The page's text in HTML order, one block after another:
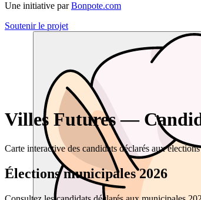
Une initiative par Bonpote.com
Soutenir le projet
Villes Futures —
Carte interactive des candidats déclarés aux
Élections municipales 2026